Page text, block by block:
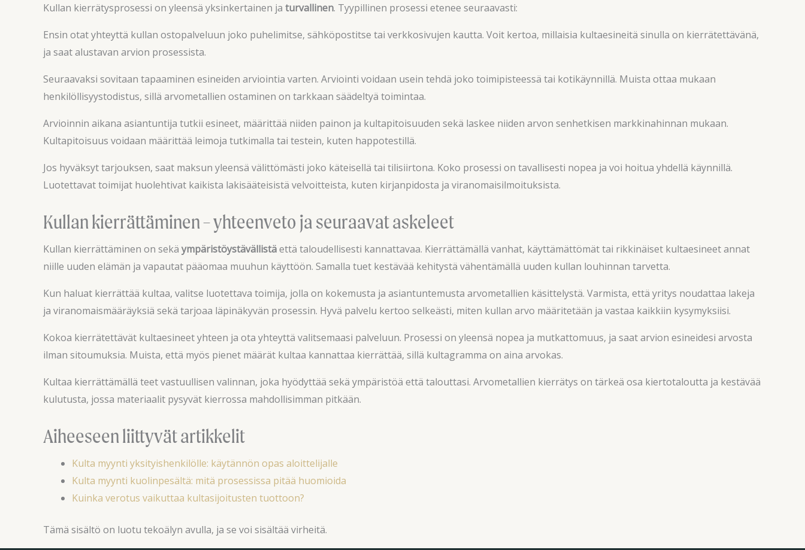
Kullan kierrätysprosessi on yleensä yksinkertainen ja turvallinen. Tyypillinen prosessi etenee seuraavasti:
Ensin otat yhteyttä kullan ostopalveluun joko puhelimitse, sähköpostitse tai verkkosivujen kautta. Voit kertoa, millaisia kultaesineitä sinulla on kierrätettävänä,
ja saat alustavan arvion prosessista.
Seuraavaksi sovitaan tapaaminen esineiden arviointia varten. Arviointi voidaan usein tehdä joko toimipisteessä tai kotikäynnillä. Muista ottaa mukaan
henkilöllisyystodistus, sillä arvometallien ostaminen on tarkkaan säädeltyä toimintaa.
Arvioinnin aikana asiantuntija tutkii esineet, määrittää niiden painon ja kultapitoisuuden sekä laskee niiden arvon senhetkisen markkinahinnan mukaan.
Kultapitoisuus voidaan määrittää leimoja tutkimalla tai testein, kuten happotestillä.
Jos hyväksyt tarjouksen, saat maksun yleensä välittömästi joko käteisellä tai tilisiirtona. Koko prosessi on tavallisesti nopea ja voi hoitua yhdellä käynnillä.
Luotettavat toimijat huolehtivat kaikista lakisääteisistä velvoitteista, kuten kirjanpidosta ja viranomaisilmoituksista.
Kullan kierrättäminen – yhteenveto ja seuraavat askeleet
Kullan kierrättäminen on sekä ympäristöystävällistäettä taloudellisesti kannattavaa. Kierrättämällä vanhat, käyttämättömät tai rikkinäiset kultaesineet annat
niille uuden elämän ja vapautat pääomaa muuhun käyttöön. Samalla tuet kestävää kehitystä vähentämällä uuden kullan louhinnan tarvetta.
Kun haluat kierrättää kultaa, valitse luotettava toimija, jolla on kokemusta ja asiantuntemusta arvometallien käsittelystä. Varmista, että yritys noudattaa lakeja
ja viranomaismääräyksiä sekä tarjoaa läpinäkyvän prosessin. Hyvä palvelu kertoo selkeästi, miten kullan arvo määritetään ja vastaa kaikkiin kysymyksiisi.
Kokoa kierrätettävät kultaesineet yhteen ja ota yhteyttä valitsemaasi palveluun. Prosessi on yleensä nopea ja mutkattomuus, ja saat arvion esineidesi arvosta
ilman sitoumuksia. Muista, että myös pienet määrät kultaa kannattaa kierrättää, sillä kultagramma on aina arvokas.
Kultaa kierrättämällä teet vastuullisen valinnan, joka hyödyttää sekä ympäristöä että talouttasi. Arvometallien kierrätys on tärkeä osa kiertotaloutta ja kestävää
kulutusta, jossa materiaalit pysyvät kierrossa mahdollisimman pitkään.
Aiheeseen liittyvät artikkelit
Kulta myynti yksityishenkilölle: käytännön opas aloittelijalle
Kulta myynti kuolinpesältä: mitä prosessissa pitää huomioida
Kuinka verotus vaikuttaa kultasijoitusten tuottoon?
Tämä sisältö on luotu tekoälyn avulla, ja se voi sisältää virheitä.